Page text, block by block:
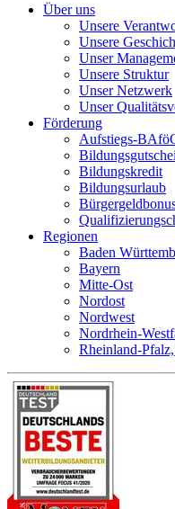
Über uns
Unsere
Unsere
Unser
Unsere Struktur
Unser Netzwerk
Unser
Förderung
Aufstiegs-
Bildungskredit
Bildungsurlaub
Regionen
Baden
Bayern
Mitte-Ost
Nordost
Nordwest
Nordrhein-
Rheinland-